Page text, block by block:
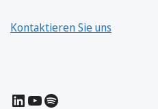
Kontaktieren Sie uns
LinkedIn
YouTube
Spotify